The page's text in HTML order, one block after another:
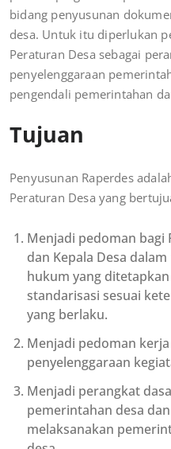
bidang penyusunan
desa. Untuk itu diperlukan
Peraturan Desa sebagai
penyelenggaraan
pengendali pemerintahan
Tujuan
Penyusunan Raperdes
Peraturan Desa yang
Menjadi pedoman bagi
dan Kepala Desa
hukum yang
standarisasi sesuai
yang berlaku.
Menjadi pedoman
penyelenggaraan
Menjadi perangkat
pemerintahan desa
melaksanakan